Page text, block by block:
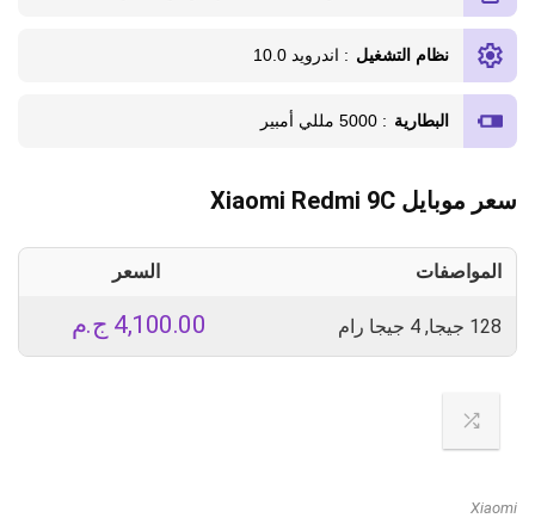
نظام التشغيل : اندرويد 10.0
البطارية : 5000 مللي أمبير
سعر موبايل Xiaomi Redmi 9C
المواصفات السعر
128 جيجا, 4 جيجا رام ج.م 4,100.00
Xiaomi